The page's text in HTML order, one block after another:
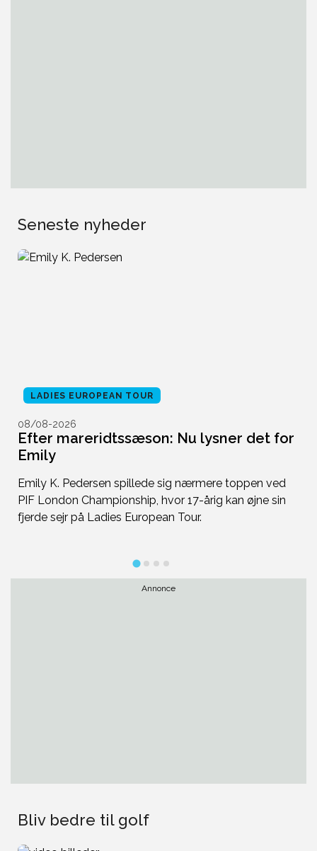
Seneste nyheder
LADIES EUROPEAN TOUR
08/08-2026
Efter mareridtssæson: Nu lysner det for
Emily
Emily K. Pedersen spillede sig nærmere toppen ved
PIF London Championship, hvor 17-årig kan øjne sin
fjerde sejr på Ladies European Tour.
Annonce
Bliv bedre til golf